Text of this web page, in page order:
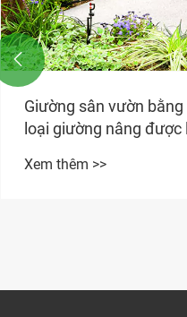
Giường sân vườn
loại giường nâng được
Xem thêm >>
